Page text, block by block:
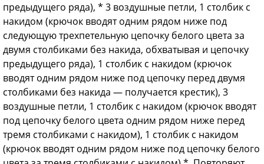
предыдущего ряда), * 3 воздушные петли, 1 столбик с
накидом (крючок вводят одним рядом ниже под
следующую трехпетельную цепочку белого цвета за
двумя столбиками без накида, обхватывая и цепочку
предыдущего ряда), 1 столбик с накидом (крючок
вводят одним рядом ниже под цепочку перед двумя
столбиками без накида — получается крестик), 3
воздушные петли, 1 столбик с накидом (крючок вводят
под цепочку белого цвета одним рядом ниже перед
тремя столбиками с накидом), 1 столбик с накидом
(крючок вводят одним рядом ниже под цепочку белого